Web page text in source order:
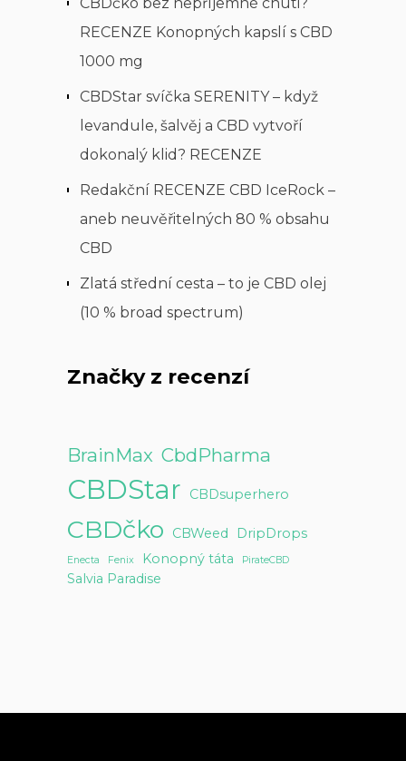
RECENZE Konopných kapslí s CBD
1000 mg
CBDStar svíčka SERENITY – když
levandule, šalvěj a CBD vytvoří
dokonalý klid? RECENZE
Redakční RECENZE CBD IceRock –
aneb neuvěřitelných 80 % obsahu
CBD
Zlatá střední cesta – to je CBD olej
(10 % broad spectrum)
Značky z recenzí
BrainMax CbdPharma
CBDStar CBDsuperhero
CBDčko CBWeed DripDrops
Enecta Fenix Konopný táta PirateCBD
Salvia Paradise